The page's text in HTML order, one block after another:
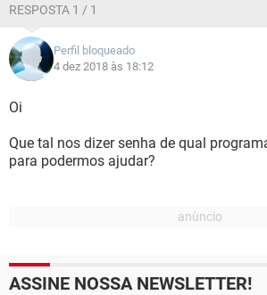
RESPOSTA 1 / 1
Perfil bloqueado
4 dez 2018 às 18:12
Oi
Que tal nos dizer senha de qual
para podermos ajudar?
ASSINE NOSSA NEWSLETTER!